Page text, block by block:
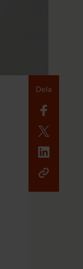
Dela